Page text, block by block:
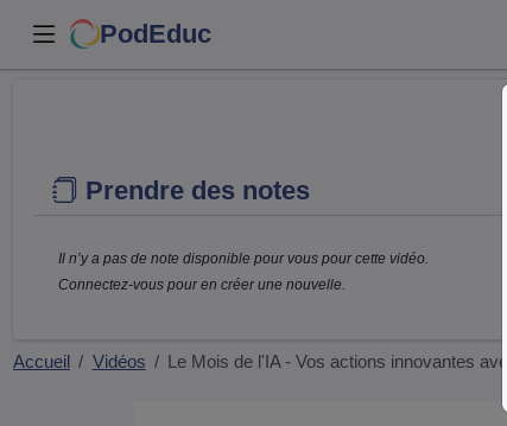
PodEduc
Prendre des notes
Il n’y a pas de note disponible pour vous pour cette vidéo.
Connectez-vous pour en créer une nouvelle.
Accueil Vidéos Le Mois de l'IA - Vos actions innovantes